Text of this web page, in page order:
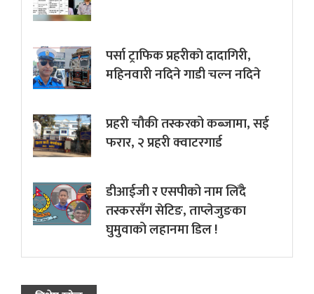
पर्सा ट्राफिक प्रहरीकाे दादागिरी,
महिनवारी नदिने गाडी चल्न नदिने
प्रहरी चौकी तस्करको कब्जामा, सई
फरार, २ प्रहरी क्वाटरगार्ड
डीआईजी र एसपीको नाम लिँदै
तस्करसँग सेटिङ, ताप्लेजुङका
घुमुवाको लहानमा डिल !